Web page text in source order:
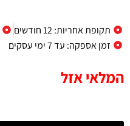
תקופת אחריות: 12 חודשים
זמן אספקה: עד 7 ימי עסקים
המלאי אזל